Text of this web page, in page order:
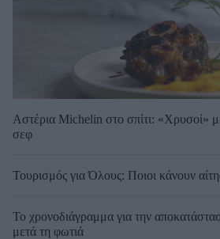
Αστέρια Michelin στο σπίτι: «Χρυσοί»
σεφ
Τουρισμός για Όλους: Ποιοι κάνουν
Το χρονοδιάγραμμα για την
μετά τη φωτιά